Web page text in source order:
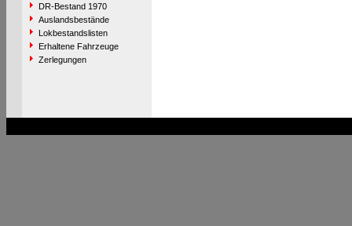
DR-Bestand 1970
Auslandsbestände
Lokbestandslisten
Erhaltene Fahrzeuge
Zerlegungen